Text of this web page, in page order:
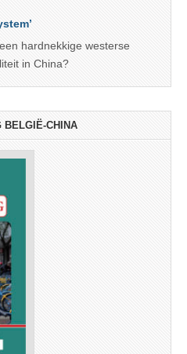
hardnekkige westerse
in China?
BELGIË-CHINA